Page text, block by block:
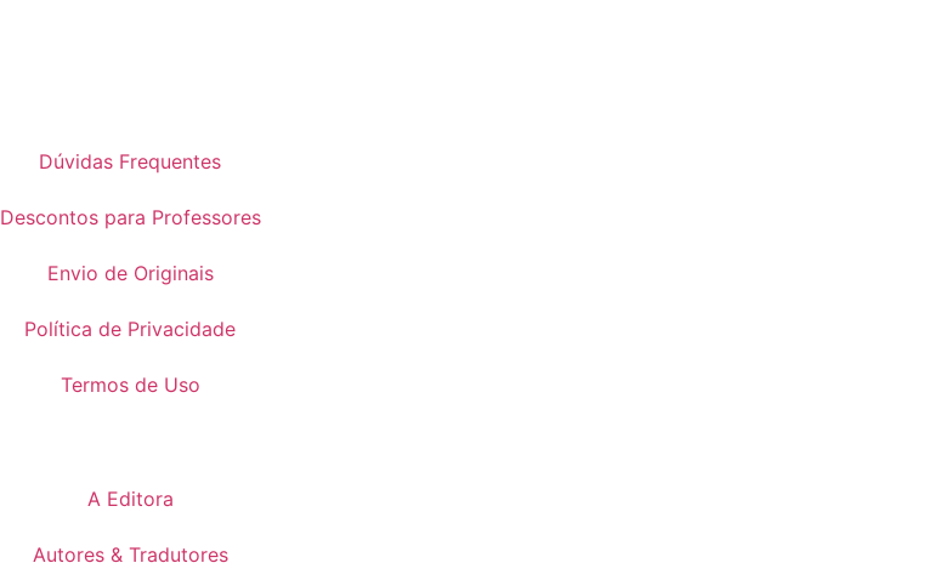
Dúvidas Frequentes
Descontos para Professores
Envio de Originais
Política de Privacidade
Termos de Uso
A Editora
Autores & Tradutores